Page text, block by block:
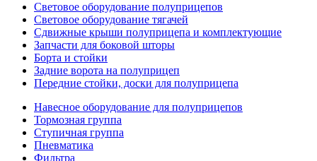
Световое оборудование полуприцепов
Световое оборудование тягачей
Сдвижные крыши полуприцепа и комплектующие
Запчасти для боковой шторы
Борта и стойки
Задние ворота на полуприцеп
Передние стойки, доски для полуприцепа
Навесное оборудование для полуприцепов
Тормозная группа
Ступичная группа
Пневматика
Фильтра